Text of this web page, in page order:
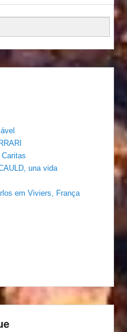
una vida
em Viviers, França